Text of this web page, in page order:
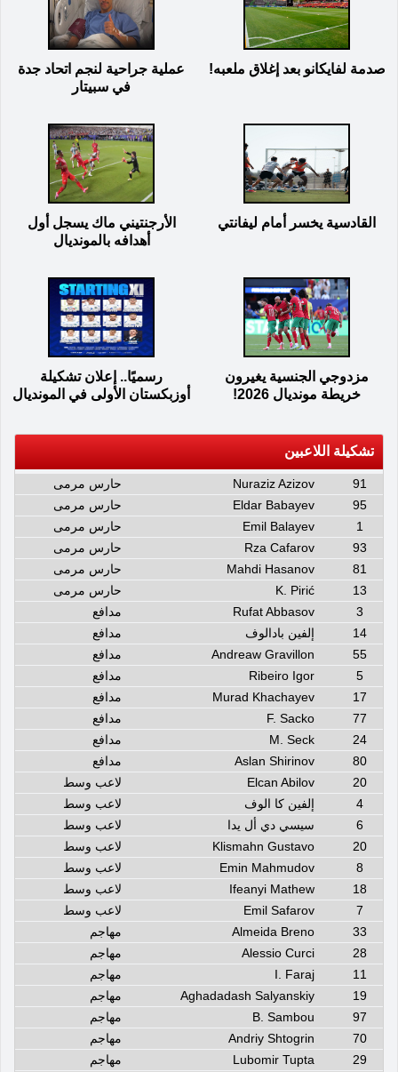
صدمة لفايكانو بعد إغلاق ملعبه!
عملية جراحية لنجم اتحاد جدة
في سبيتار
القادسية يخسر أمام ليفانتي
الأرجنتيني ماك يسجل أول
أهدافه بالمونديال
مزدوجي الجنسية يغيرون
خريطة مونديال 2026!
رسميًا.. إعلان تشكيلة
أوزبكستان الأولى في المونديال
تشكيلة اللاعبين
91
Nuraziz Azizov
حارس مرمى
95
Eldar Babayev
حارس مرمى
1
Emil Balayev
حارس مرمى
93
Rza Cafarov
حارس مرمى
81
Mahdi Hasanov
حارس مرمى
13
K. Pirić
حارس مرمى
3
Rufat Abbasov
مدافع
14
إلفين بادالوف
مدافع
55
Andreaw Gravillon
مدافع
5
Ribeiro Igor
مدافع
17
Murad Khachayev
مدافع
77
F. Sacko
مدافع
24
M. Seck
مدافع
80
Aslan Shirinov
مدافع
20
Elcan Abilov
لاعب وسط
4
إلفين كا الوف
لاعب وسط
6
سيسي دي أل يدا
لاعب وسط
20
Klismahn Gustavo
لاعب وسط
8
Emin Mahmudov
لاعب وسط
18
Ifeanyi Mathew
لاعب وسط
7
Emil Safarov
لاعب وسط
33
Almeida Breno
مهاجم
28
Alessio Curci
مهاجم
11
I. Faraj
مهاجم
19
Aghadadash Salyanskiy
مهاجم
97
B. Sambou
مهاجم
70
Andriy Shtogrin
مهاجم
29
Lubomir Tupta
مهاجم